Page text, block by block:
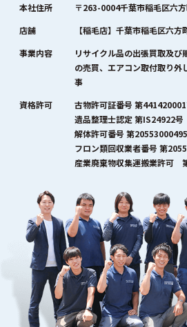
本社住所
〒263-0004千葉市稲毛区六
店舗
【稲毛店】千葉市稲毛区六
事業内容
リサイクル品の出張買取及び
の売買、エアコン取付取り外
事
資格許可
古物許可証番号 第
遺品整理士認定 第IS24922号
解体許可番号 第
フロン類回収業者番号 第
産業廃棄物収集運搬業許可